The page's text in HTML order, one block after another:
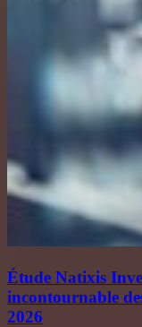
Étude Natixis
incontournable
2026